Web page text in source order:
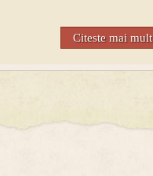
Citeste mai mult